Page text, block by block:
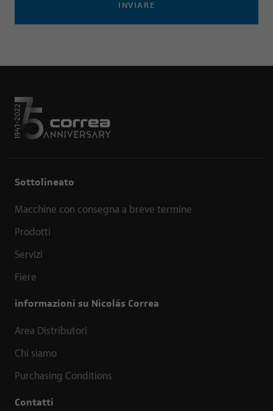
INVIARE
Sottolineato
Macchine con consegna a breve termine
Prodotti
Servizi
Fiere
informazioni su Nicolás Correa
Area Distributori
Chi siamo
Purchasing Conditions
Contatti